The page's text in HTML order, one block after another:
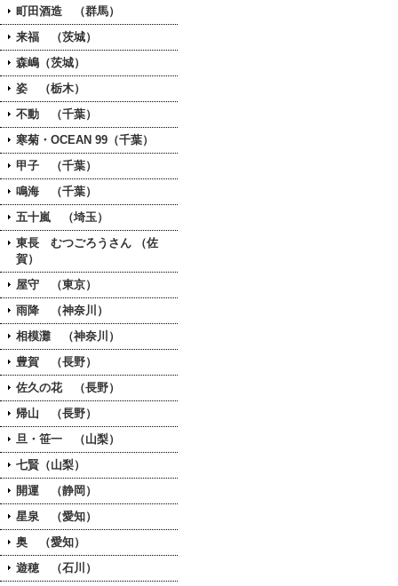
町田酒造 （群馬）
来福 （茨城）
森嶋（茨城）
姿 （栃木）
不動 （千葉）
寒菊・OCEAN 99（千葉）
甲子 （千葉）
鳴海 （千葉）
五十嵐 （埼玉）
東長 むつごろうさん （佐
賀）
屋守 （東京）
雨降 （神奈川）
相模灘 （神奈川）
豊賀 （長野）
佐久の花 （長野）
帰山 （長野）
旦・笹一 （山梨）
七賢（山梨）
開運 （静岡）
星泉 （愛知）
奥 （愛知）
遊穂 （石川）